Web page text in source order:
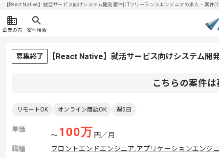
【React Native】就活サービス向けシステム開発案件| ITフリーランスエンジニアの求人・案
企業の方 案件検索
募集終了 【React Native】就活サービス向けシステム開
こちらの案件
リモートOK オンライン商談OK 週5日
単価
〜 100万 円／月
職種
フロントエンドエンジニア,アプリケーションエンジ